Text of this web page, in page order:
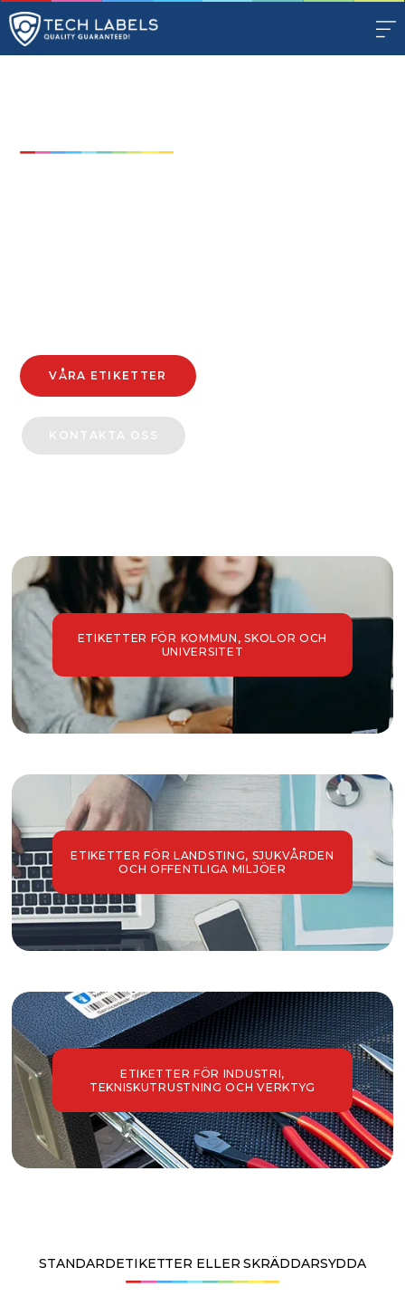
VÅRA ETIKETTER
KONTAKTA OSS
ETIKETTER FÖR KOMMUN, SKOLOR OCH
UNIVERSITET
ETIKETTER FÖR LANDSTING, SJUKVÅRDEN
OCH OFFENTLIGA MILJÖER
ETIKETTER FÖR INDUSTRI,
TEKNISKUTRUSTNING OCH VERKTYG
STANDARDETIKETTER ELLER SKRÄDDARSYDDA